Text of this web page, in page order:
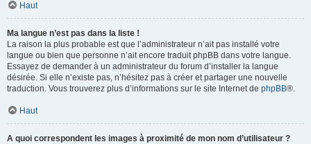
Haut
Ma langue n’est pas dans la liste !
La raison la plus probable est que l’administrateur n’ait pas installé votre
langue ou bien que personne n’ait encore traduit phpBB dans votre langue.
Essayez de demander à un administrateur du forum d’installer la langue
désirée. Si elle n’existe pas, n’hésitez pas à créer et partager une nouvelle
traduction. Vous trouverez plus d’informations sur le site Internet de phpBB®.
Haut
A quoi correspondent les images à proximité de mon nom d’utilisateur ?